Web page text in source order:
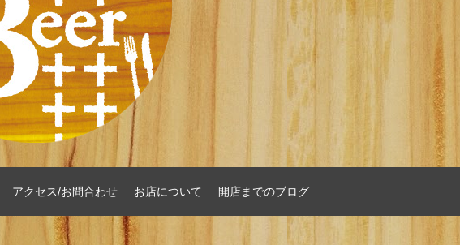
アクセス/お問合わせ お店について 開店までのブログ